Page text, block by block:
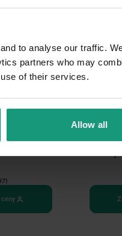
to analyse our traffic.
partners who may
of their services.
Allow all
z
RAW
sucha